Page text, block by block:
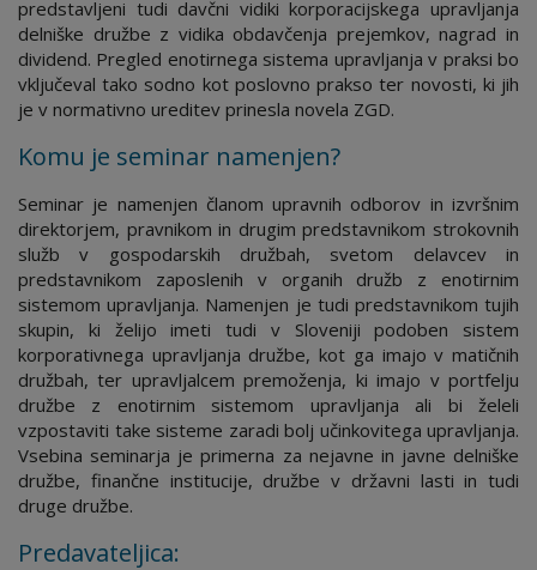
predstavljeni tudi davčni vidiki korporacijskega upravljanja
delniške družbe z vidika obdavčenja prejemkov, nagrad in
dividend. Pregled enotirnega sistema upravljanja v praksi bo
vključeval tako sodno kot poslovno prakso ter novosti, ki jih
je v normativno ureditev prinesla novela ZGD.
Komu je seminar namenjen?
Seminar je namenjen članom upravnih odborov in izvršnim
direktorjem, pravnikom in drugim predstavnikom strokovnih
služb v gospodarskih družbah, svetom delavcev in
predstavnikom zaposlenih v organih družb z enotirnim
sistemom upravljanja. Namenjen je tudi predstavnikom tujih
skupin, ki želijo imeti tudi v Sloveniji podoben sistem
korporativnega upravljanja družbe, kot ga imajo v matičnih
družbah, ter upravljalcem premoženja, ki imajo v portfelju
družbe z enotirnim sistemom upravljanja ali bi želeli
vzpostaviti take sisteme zaradi bolj učinkovitega upravljanja.
Vsebina seminarja je primerna za nejavne in javne delniške
družbe, finančne institucije, družbe v državni lasti in tudi
druge družbe.
Predavateljica: